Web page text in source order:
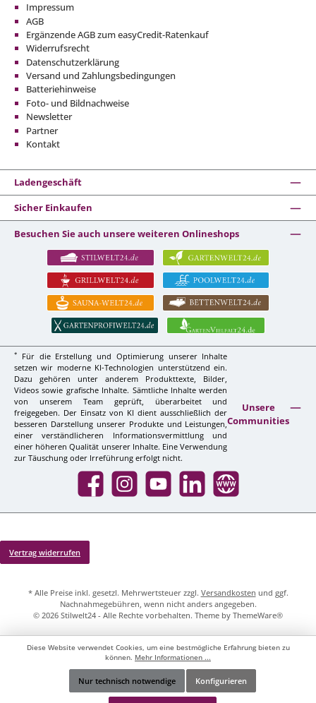
Impressum
AGB
Ergänzende AGB zum easyCredit-Ratenkauf
Widerrufsrecht
Datenschutzerklärung
Versand und Zahlungsbedingungen
Batteriehinweise
Foto- und Bildnachweise
Newsletter
Partner
Kontakt
Ladengeschäft
Sicher Einkaufen
Besuchen Sie auch unsere weiteren Onlineshops
*
Für die Erstellung und Optimierung unserer Inhalte
setzen wir moderne KI-Technologien unterstützend ein.
Dazu gehören unter anderem Produkttexte, Bilder,
Videos sowie grafische Inhalte. Sämtliche Inhalte werden
von unserem Team geprüft, überarbeitet und
freigegeben. Der Einsatz von KI dient ausschließlich der
besseren Darstellung unserer Produkte und Leistungen,
einer verständlicheren Informationsvermittlung und
einer höheren Qualität unserer Inhalte. Eine Verwendung
zur Täuschung oder Irreführung erfolgt nicht.
Unsere
Communities
Facebook InstagramYouTube LinkedIn Website
Vertrag widerrufen
* Alle Preise inkl. gesetzl. Mehrwertsteuer zzgl. Versandkosten und ggf.
Nachnahmegebühren, wenn nicht anders angegeben.
© 2026 Stilwelt24 - Alle Rechte vorbehalten. Theme by ThemeWare®
Werkzeugleiste anzeigen
Diese Website verwendet Cookies, um eine bestmögliche Erfahrung bieten zu
können. Mehr Informationen ...
Nur technisch notwendige Konfigurieren